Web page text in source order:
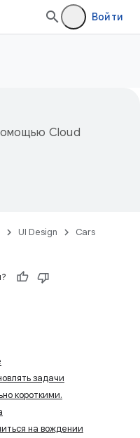
Войти
Cloud
UI Design
Cars
задачи
короткими.
на вождении